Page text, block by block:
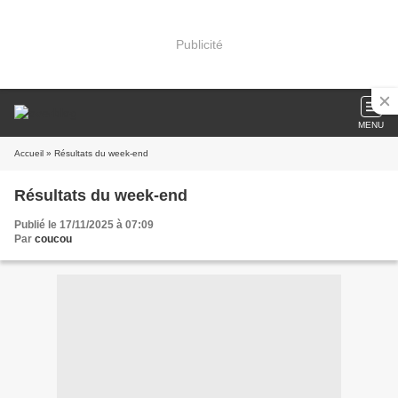
Publicité
MENU
Accueil » Résultats du week-end
Résultats du week-end
Publié le 17/11/2025 à 07:09
Par coucou